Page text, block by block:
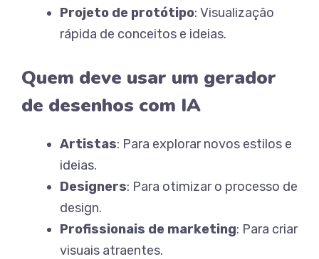
Projeto de protótipo: Visualização
rápida de conceitos e ideias.
Quem deve usar um gerador
de desenhos com IA
Artistas: Para explorar novos estilos e
ideias.
Designers: Para otimizar o processo de
design.
Profissionais de marketing: Para criar
visuais atraentes.